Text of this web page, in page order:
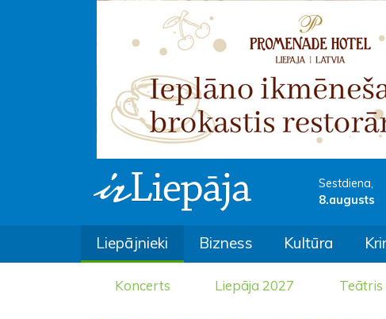
Sestdiena,
8.augusts
Liepājnieki Bizness Kultūra
Koncerts Liepāja 2027 Teātris